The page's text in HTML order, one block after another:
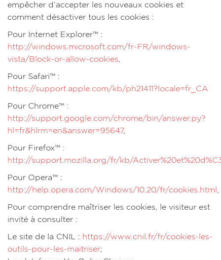
empêcher d’accepter les nouveaux cookies et
comment désactiver tous les cookies :
Pour Internet Explorer™ :
http://windows.microsoft.com/fr-FR/windows-
vista/Block-or-allow-cookies,
Pour Safari™ :
https://support.apple.com/kb/ph21411?locale=fr_CA
Pour Chrome™ :
http://support.google.com/chrome/bin/answer.py?
hl=fr&hlrm=en&answer=95647,
Pour Firefox™ :
http://support.mozilla.org/fr/kb/
Pour Opera™ :
http://help.opera.com/Windows/10.20/fr/cookies.html ,
Pour comprendre maîtriser les cookies, le visiteur est
invité à consulter :
Le site de la CNIL : https://www.cnil.fr/fr/cookies-les-
outils-pour-les-maitriser;